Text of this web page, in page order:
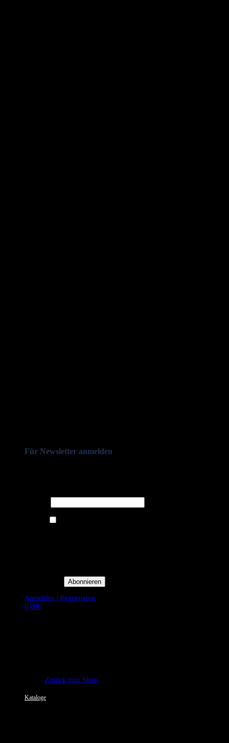
Für Newsletter anmelden
Anmelden / Registrieren
0,00€
Zurück zum Shop
Kataloge